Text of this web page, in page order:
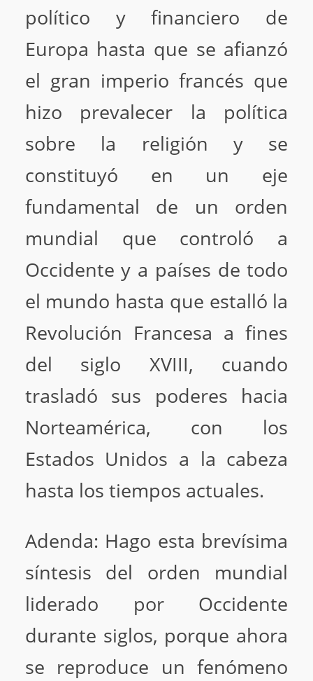
político y financiero de
Europa hasta que se afianzó
el gran imperio francés que
hizo prevalecer la política
sobre la religión y se
constituyó en un eje
fundamental de un orden
mundial que controló a
Occidente y a países de todo
el mundo hasta que estalló la
Revolución Francesa a fines
del siglo XVIII, cuando
trasladó sus poderes hacia
Norteamérica, con los
Estados Unidos a la cabeza
hasta los tiempos actuales.
Adenda: Hago esta brevísima
síntesis del orden mundial
liderado por Occidente
durante siglos, porque ahora
se reproduce un fenómeno